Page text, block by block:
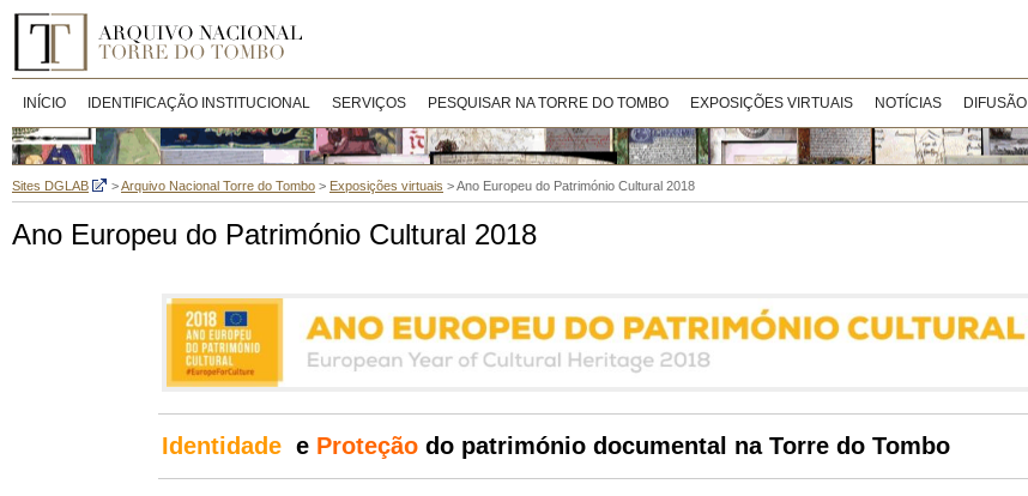
INÍCIO IDENTIFICAÇÃO INSTITUCIONAL SERVIÇOS PESQUISAR NA TORRE DO TOMBO EXPOSIÇÕES VIRTUAIS NOTÍCIAS DIFUSÃO
Sites DGLAB >Arquivo Nacional Torre do Tombo > Exposições virtuais >Ano Europeu do Património Cultural 2018
Ano Europeu do Património Cultural 2018
Identidade e Proteçãodo património documental na Torre do Tombo